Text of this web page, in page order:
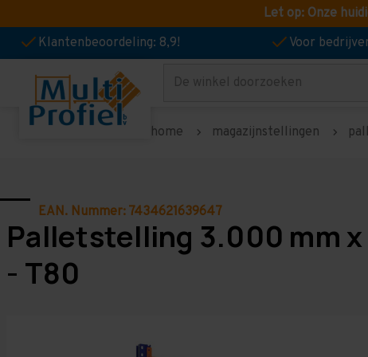
Let op: Onze
Klantenbeoordeling: 8,9!
Voor
Zoeken
home magazijnstellingen
EAN. Nummer: 7434621639647
Palletstelling 3.000 mm x
- T80